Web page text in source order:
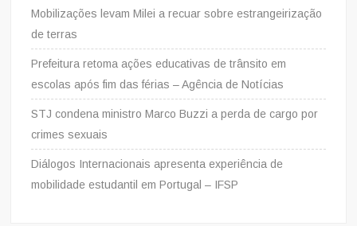
Mobilizações levam Milei a recuar sobre estrangeirização
de terras
Prefeitura retoma ações educativas de trânsito em
escolas após fim das férias – Agência de Notícias
STJ condena ministro Marco Buzzi a perda de cargo por
crimes sexuais
Diálogos Internacionais apresenta experiência de
mobilidade estudantil em Portugal – IFSP